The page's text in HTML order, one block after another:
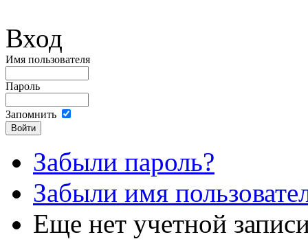
Вход
Имя пользователя
Пароль
Запомнить
Забыли пароль?
Забыли имя
Еще нет учетной